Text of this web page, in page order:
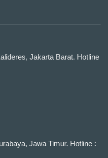
Jakarta Barat. Hotline
Jawa Timur. Hotline :